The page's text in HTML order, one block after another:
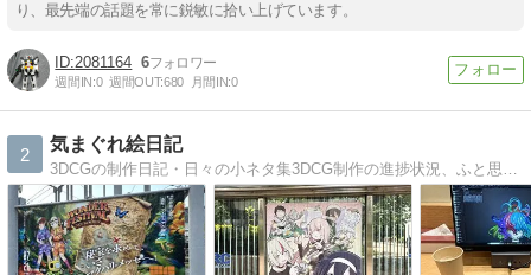
り、最先端の話題を常に鋭敏に拾い上げています。
2081164 6
週間IN:0 週間OUT:680 月間IN:0
2
気まぐれ絵日記